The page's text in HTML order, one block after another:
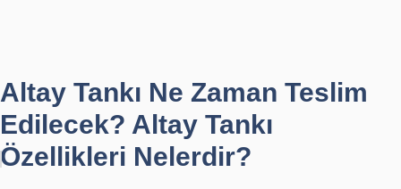
Altay Tankı Ne Zaman Teslim
Edilecek? Altay Tankı
Özellikleri Nelerdir?